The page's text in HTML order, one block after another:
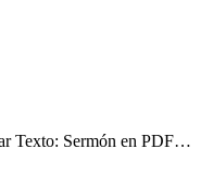
Texto: Sermón en PDF…